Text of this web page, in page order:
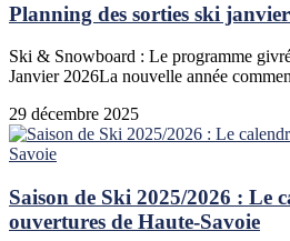
Planning des sorties ski
Ski & Snowboard : Le programme
Janvier 2026La nouvelle année
29 décembre 2025
Saison de Ski 2025/2026 : Le
ouvertures de Haute-Savoie